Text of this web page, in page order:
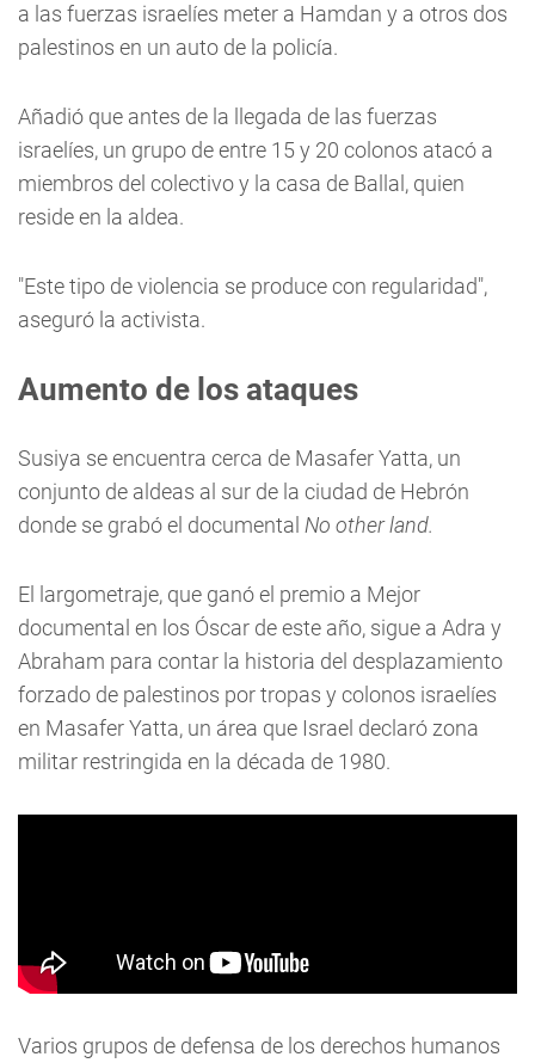
a las fuerzas israelíes meter a Hamdan y a otros dos
palestinos en un auto de la policía.
Añadió que antes de la llegada de las fuerzas
israelíes, un grupo de entre 15 y 20 colonos atacó a
miembros del colectivo y la casa de Ballal, quien
reside en la aldea.
"Este tipo de violencia se produce con regularidad",
aseguró la activista.
Aumento de los ataques
Susiya se encuentra cerca de Masafer Yatta, un
conjunto de aldeas al sur de la ciudad de Hebrón
donde se grabó el documental No other land.
El largometraje, que ganó el premio a Mejor
documental en los Óscar de este año, sigue a Adra y
Abraham para contar la historia del desplazamiento
forzado de palestinos por tropas y colonos israelíes
en Masafer Yatta, un área que Israel declaró zona
militar restringida en la década de 1980.
Varios grupos de defensa de los derechos humanos